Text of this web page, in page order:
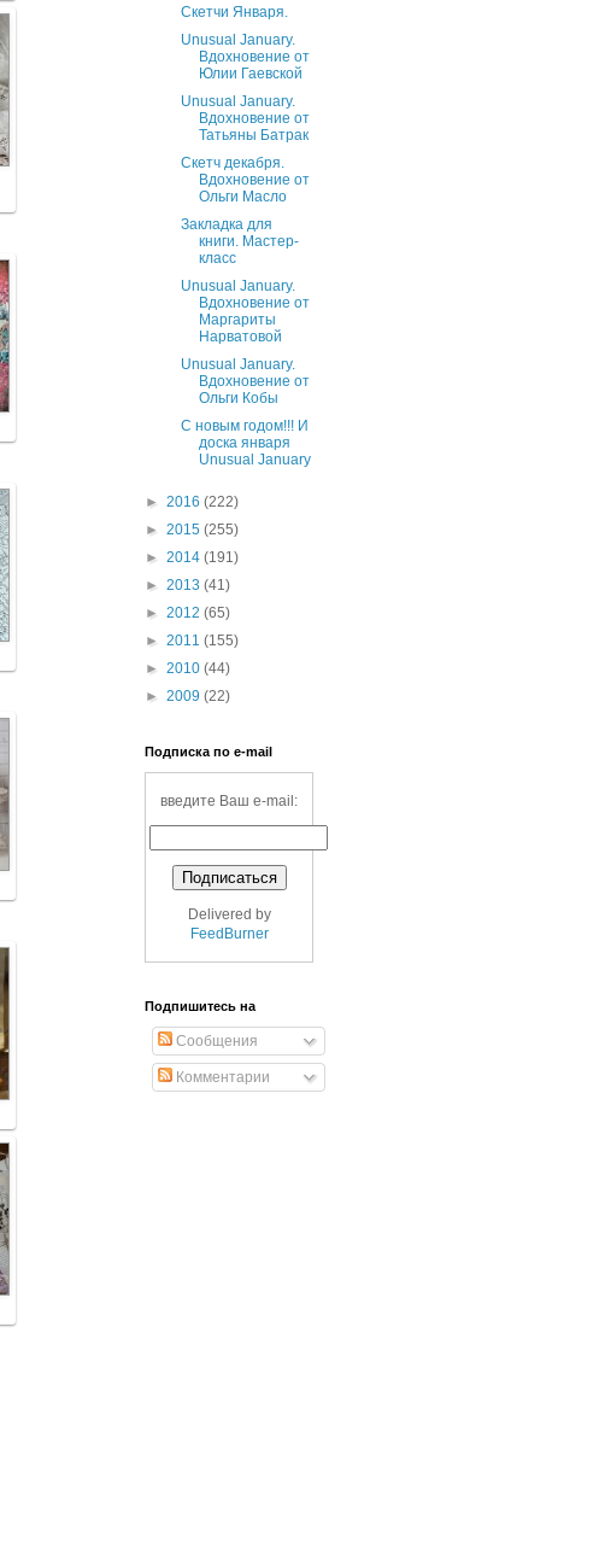
Скетчи Января.
Unusual January.
Вдохновение от
Юлии Гаевской
Unusual January.
Вдохновение от
Татьяны Батрак
Скетч декабря.
Вдохновение от
Ольги Масло
Закладка для
книги. Мастер-
класс
Unusual January.
Вдохновение от
Маргариты
Нарватовой
Unusual January.
Вдохновение от
Ольги Кобы
С новым годом!!! И
доска января
Unusual January
► 2016 (222)
► 2015 (255)
► 2014 (191)
► 2013 (41)
► 2012 (65)
► 2011 (155)
► 2010 (44)
► 2009 (22)
Подписка по e-mail
введите Ваш e-mail:
Delivered by
FeedBurner
Подпишитесь на
Сообщения
Комментарии